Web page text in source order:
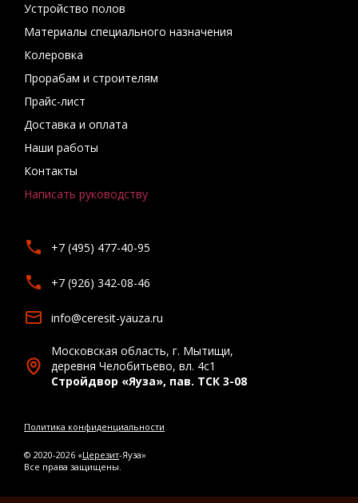
Устройство полов
Материалы специального назначения
Колеровка
Прорабам и строителям
Прайс-лист
Доставка и оплата
Наши работы
Контакты
Написать руководству
+7 (495) 477-40-95
+7 (926) 342-08-46
info@ceresit-yauza.ru
Московская область, г. Мытищи,
деревня Челобитьево, вл. 4с1
Стройдвор «Яуза», пав. ТСК 3-08
Политика конфиденциальности
© 2020-2026 «Церезит-Яуза»
Все права защищены.